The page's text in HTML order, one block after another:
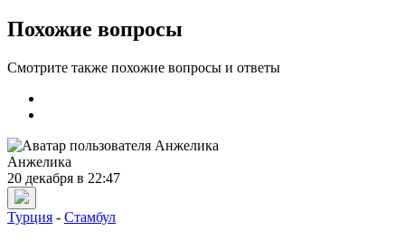
Похожие вопросы
Смотрите также похожие вопросы и ответы
Анжелика
20 декабря в 22:47
Турция - Стамбул